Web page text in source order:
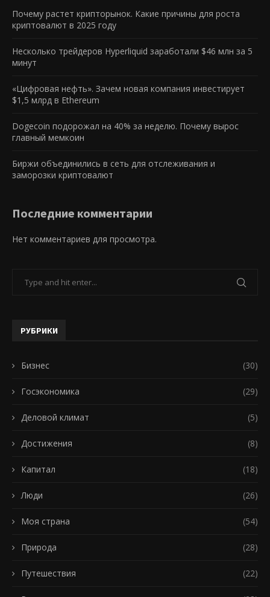
Почему растет крипторынок. Какие причины для роста
криптовалют в 2025 году
Несколько трейдеров Hyperliquid заработали $46 млн за 5
минут
«Цифровая нефть». Зачем новая компания инвестирует
$1,5 млрд в Ethereum
Dogecoin подорожал на 40% за неделю. Почему вырос
главный мемкоин
Биржи объединились в сеть для отслеживания и
заморозки криптовалют
Последние комментарии
Нет комментариев для просмотра.
РУБРИКИ
Бизнес (30)
Госэкономика (29)
Деловой климат (5)
Достижения (8)
Капитал (18)
Люди (26)
Моя страна (54)
Природа (28)
Путешествия (22)